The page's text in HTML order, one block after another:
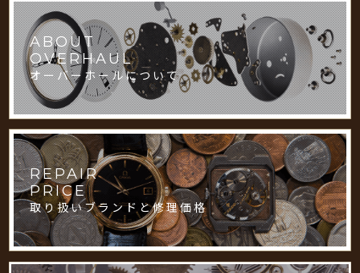
ABOUT
OVERHAUL
オーバーホールについて
REPAIR
PRICE
取り扱いブランドと修理価格